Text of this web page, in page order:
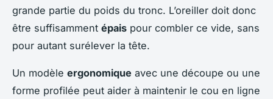
grande partie du poids du tronc. L’oreiller doit donc
être suffisamment épais pour combler ce vide, sans
pour autant surélever la tête.
Un modèle ergonomique avec une découpe ou une
forme profilée peut aider à maintenir le cou en ligne